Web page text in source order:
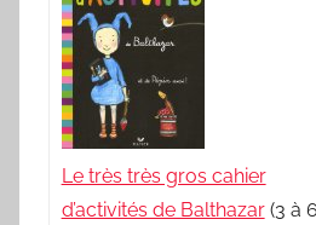
Le très très gros cahier
d’activités de Balthazar(3 à